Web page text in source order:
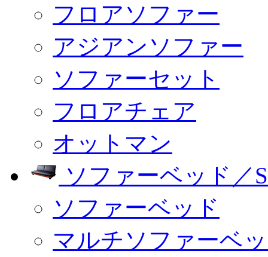
フロアソファー
アジアンソファー
ソファーセット
フロアチェア
オットマン
ソファーベッド／
ソファーベッド
マルチソファーベ